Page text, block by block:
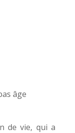
âge
de vie, qui a